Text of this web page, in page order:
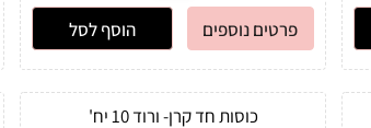
פרטים נוספים הוסף לסל
כוסות חד קרן- ורוד 10 יח'